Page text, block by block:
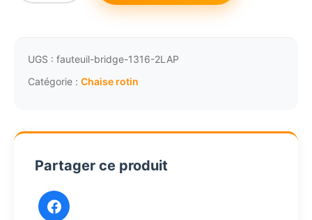
de
rotin
grand
vieilli
UGS : fauteuil-bridge-1316-2LAP
Catégorie : Chaise rotin
Partager ce produit